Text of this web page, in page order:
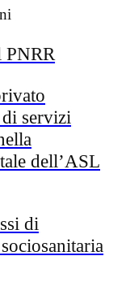
PNRR
di servizi
dell’ASL
di